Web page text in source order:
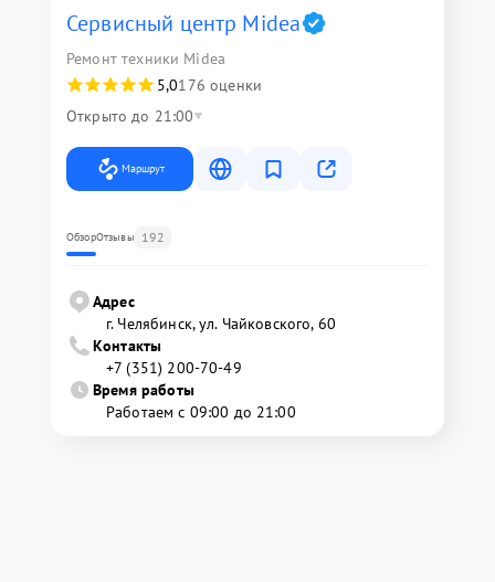
Сервисный центр Midea
Ремонт техники Midea
5,0176 оценки
Открыто до 21:00
Маршрут
ОбзорОтзывы 192
Адрес
г. Челябинск, ул. Чайковского, 60
Контакты
+7 (351) 200-70-49
Время работы
Работаем с 09:00 до 21:00